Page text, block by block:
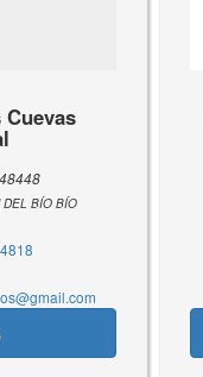
DEL BÍO BÍO